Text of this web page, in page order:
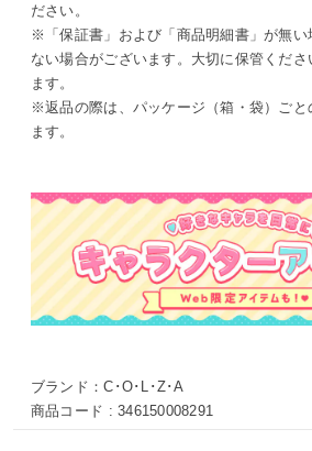
ださい。
※「保証書」および「商品明細書」が無い
ない場合がございます。大切に保管くださ
ます。
※返品の際は、パッケージ（箱・袋）ごと
ます。
ブランド：C･O･L･Z･A
商品コード :346150008291